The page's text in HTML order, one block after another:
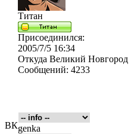
ВК
Титан
Присоединился:
2005/7/5 16:34
Откуда Великий Новгород
Сообщений: 4233
genka